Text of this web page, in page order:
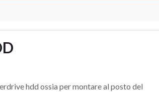
hdd ossia per montare al posto del